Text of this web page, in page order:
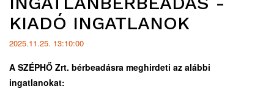
KIADÓ INGATLANOK
2025.11.25. 13:10:00
A SZÉPHŐ Zrt. bérbeadásra meghirdeti az alábbi
ingatlanokat: